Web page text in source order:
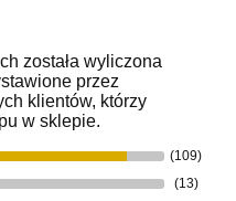
została wyliczona
przez
klientów, którzy
w sklepie.
(109)
(13)